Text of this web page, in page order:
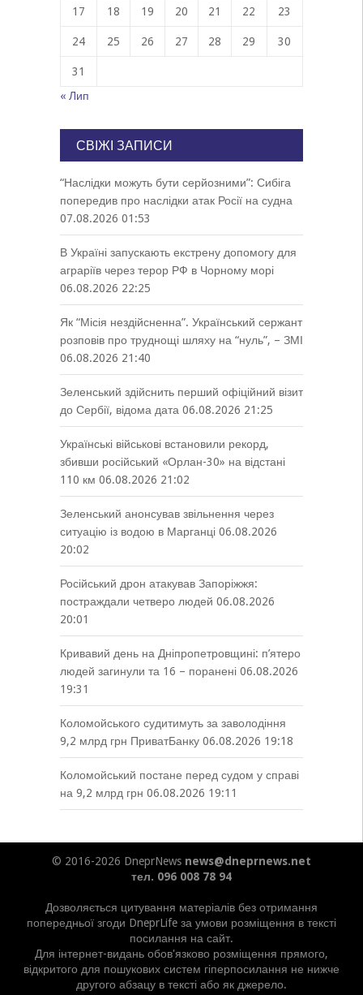
17 18 19 20 21 22 23
24 25 26 27 28 29 30
31
« Лип
СВІЖІ ЗАПИСИ
“Наслідки можуть бути серйозними”: Сибіга
попередив про наслідки атак Росії на судна
07.08.2026 01:53
В Україні запускають екстрену допомогу для
аграріїв через терор РФ в Чорному морі
06.08.2026 22:25
Як “Місія нездійсненна”. Український сержант
розповів про труднощі шляху на “нуль”, – ЗМІ
06.08.2026 21:40
Зеленський здійснить перший офіційний візит
до Сербії, відома дата 06.08.2026 21:25
Українські військові встановили рекорд,
збивши російський «Орлан-30» на відстані
110 км 06.08.2026 21:02
Зеленський анонсував звільнення через
ситуацію із водою в Марганці 06.08.2026
20:02
Російський дрон атакував Запоріжжя:
постраждали четверо людей 06.08.2026
20:01
Кривавий день на Дніпропетровщині: п’ятеро
людей загинули та 16 – поранені 06.08.2026
19:31
Коломойського судитимуть за заволодіння
9,2 млрд грн ПриватБанку 06.08.2026 19:18
Коломойський постане перед судом у справі
на 9,2 млрд грн 06.08.2026 19:11
© 2016-2026 DneprNews news@dneprnews.net
тел. 096 008 78 94
Дозволяється цитування матеріалів без отримання
попередньої згоди DneprLife за умови розміщення в тексті
посилання на сайт.
Для інтернет-видань обов'язково розміщення прямого,
відкритого для пошукових систем гіперпосилання не нижче
другого абзацу в тексті або як джерело.